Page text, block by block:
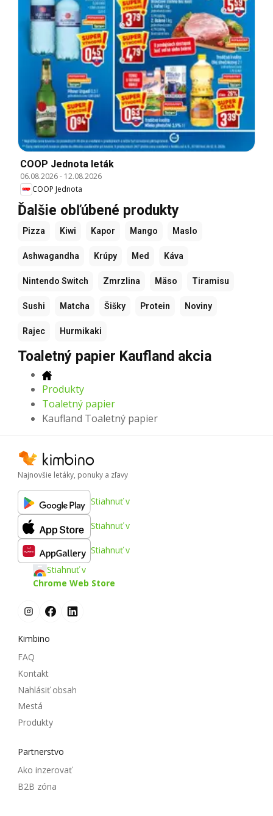
COOP Jednota leták
06.08.2026- 12.08.2026
COOP Jednota
Ďalšie obľúbené produkty
Pizza Kiwi Kapor Mango Maslo
Ashwagandha Krúpy Med Káva
Nintendo Switch Zmrzlina Mäso Tiramisu
Sushi Matcha Šišky Protein Noviny
Rajec Hurmikaki
Toaletný papier Kaufland akcia
Produkty
Toaletný papier
Kaufland Toaletný papier
Najnovšie letáky, ponuky a zľavy
Stiahnuť v
Stiahnuť v
Stiahnuť v
Stiahnuť v
Chrome Web Store
Kimbino
FAQ
Kontakt
Nahlásiť obsah
Mestá
Produkty
Partnerstvo
Ako inzerovať
B2B zóna